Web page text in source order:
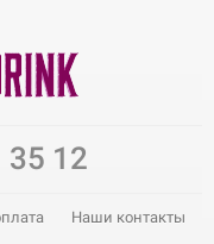
35 12
Наши контакты